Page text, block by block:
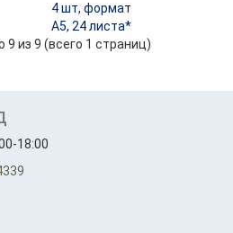
4 шт, формат
А5, 24 листа*
9 из 9 (всего 1 страниц)
18:00